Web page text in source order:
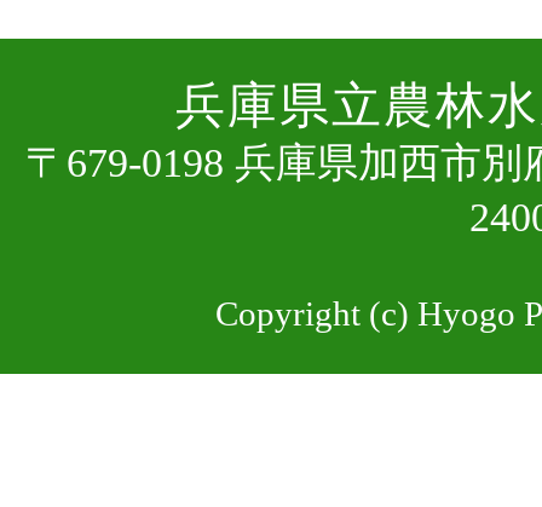
兵庫県⽴農林
〒679-0198 兵庫県加⻄市
Copyright (c) Hyogo